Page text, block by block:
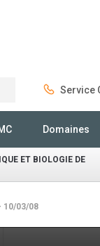
Service
Domaines
ET BIOLOGIE DE
10/03/08